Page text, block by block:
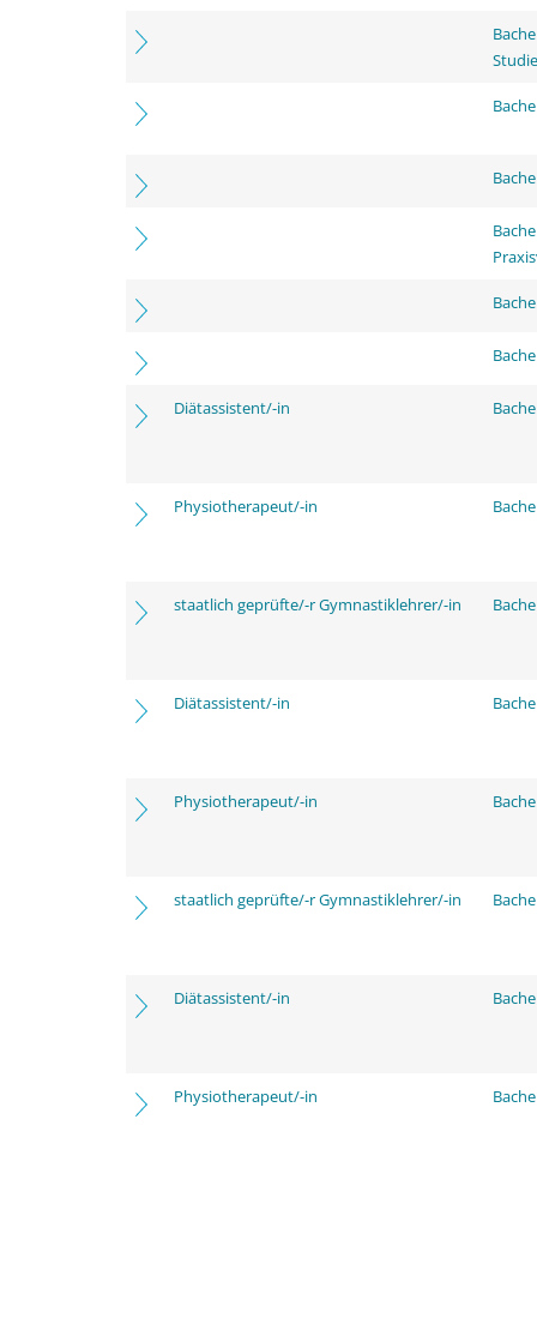
Diätassistent/-in
Physiotherapeut/-in
staatlich geprüfte/-r Gymnastiklehrer/-in
Diätassistent/-in
Physiotherapeut/-in
staatlich geprüfte/-r Gymnastiklehrer/-in
Diätassistent/-in
Physiotherapeut/-in